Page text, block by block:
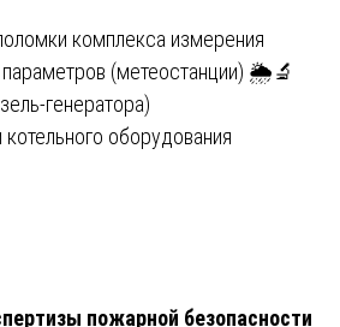
комплекса измерения
параметров (метеостанции) 🌦️🔬
генератора)
котельного оборудования
пожарной безопасности